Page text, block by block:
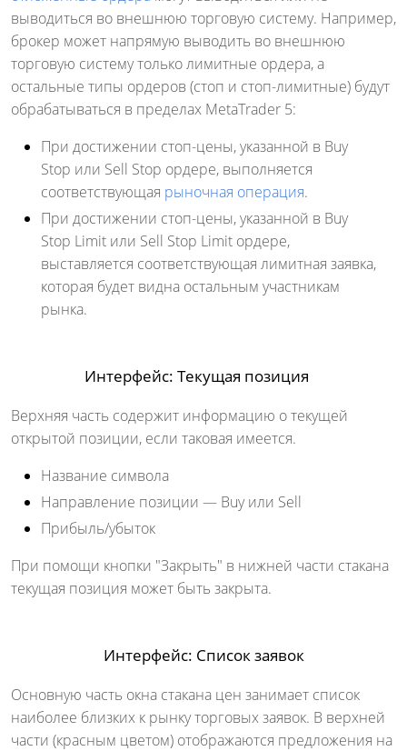
выводиться во внешнюю торговую систему. Например,
брокер может напрямую выводить во внешнюю
торговую систему только лимитные ордера, а
остальные типы ордеров (стоп и стоп-лимитные) будут
обрабатываться в пределах MetaTrader 5:
При достижении стоп-цены, указанной в Buy
Stop или Sell Stop ордере, выполняется
соответствующая рыночная операция.
При достижении стоп-цены, указанной в Buy
Stop Limit или Sell Stop Limit ордере,
выставляется соответствующая лимитная заявка,
которая будет видна остальным участникам
рынка.
Интерфейс: Текущая позиция
Верхняя часть содержит информацию о текущей
открытой позиции, если таковая имеется.
Название символа
Направление позиции — Buy или Sell
Прибыль/убыток
При помощи кнопки "Закрыть" в нижней части стакана
текущая позиция может быть закрыта.
Интерфейс: Список заявок
Основную часть окна стакана цен занимает список
наиболее близких к рынку торговых заявок. В верхней
части (красным цветом) отображаются предложения на